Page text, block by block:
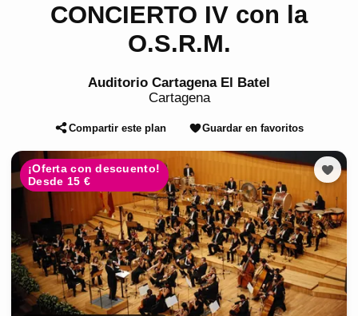
CONCIERTO IV con la
O.S.R.M.
Auditorio Cartagena El Batel
Cartagena
Compartir este plan Guardar en favoritos
¡Oferta con descuento!
Desde 15 €